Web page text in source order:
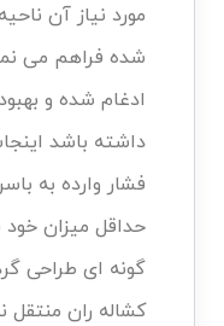
مورد نیاز آن
شده فراهم می
ادغام شده و
داشته باشد
فشار وارده به
حداقل میزان خود
گونه ای طراحی
کشاله ران منتقل